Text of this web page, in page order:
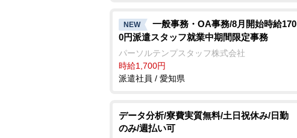
NEW
一般事務・OA事務/8月開始時給170
0円派遣スタッフ就業中期間限定事務
パーソルテンプスタッフ株式会社
時給1,700円
派遣社員 / 愛知県
データ分析/寮費実質無料/土日祝休み/日勤
のみ/週払い可